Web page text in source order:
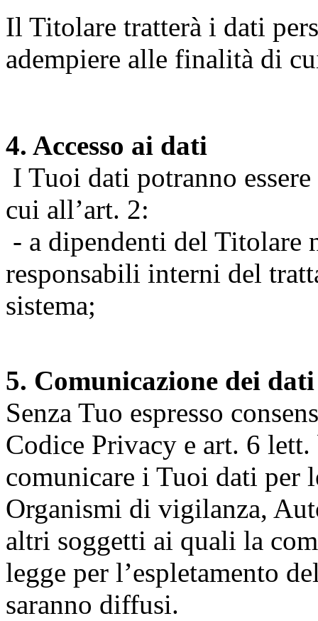
Il Titolare tratterà i dati
adempiere alle finalità di
4. Accesso ai dati
I Tuoi dati potranno
cui all’art. 2:
- a dipendenti del Titolare
responsabili interni del
sistema;
5. Comunicazione dei dati
Senza Tuo espresso
Codice Privacy e art. 6
comunicare i Tuoi dati per
Organismi di vigilanza,
altri soggetti ai quali la
legge per l’espletamento
saranno diffusi.